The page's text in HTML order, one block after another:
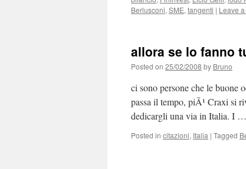
Berlusconi, SME, tangenti | Leave
allora se lo fanno
Posted on 25/02/2008 by Bruno
ci sono persone che le buone
passa il tempo, piÃ¹ Craxi si
dedicargli una via in Italia. I …
Posted in citazioni, Italia | Tagged